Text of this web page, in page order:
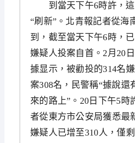
到當天下午6時許，這
“刷新”。北青報記者從海
到，截至當天下午6時，
嫌疑人投案自首。2月20
據显示，被勸投的314名
案308名，民警稱“據說還
來的路上”。20日下午5時
者從東方市公安局獲悉最
嫌疑人已增至310人，僅